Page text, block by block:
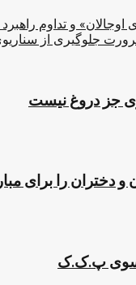
اوجالان» و تداوم
جلوگیری از
جز دروغ نیست
دختران را برای
سوی پ.ک.ک